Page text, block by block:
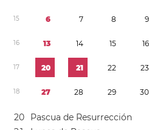
15 6 7 8 9
16 13 14 15 16
17 20 21 22 23
18 27 28 29 30
20
Pascua de Resurrección